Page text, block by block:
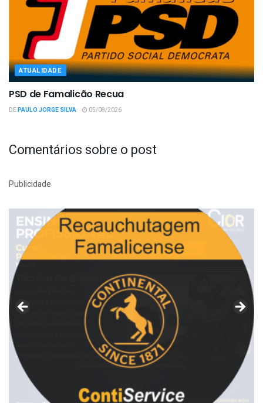
ATUALIDADE
PSD de Famalicão Recua
DEPAULO JORGE SILVA 05/08/2026
Comentários sobre o post
Publicidade